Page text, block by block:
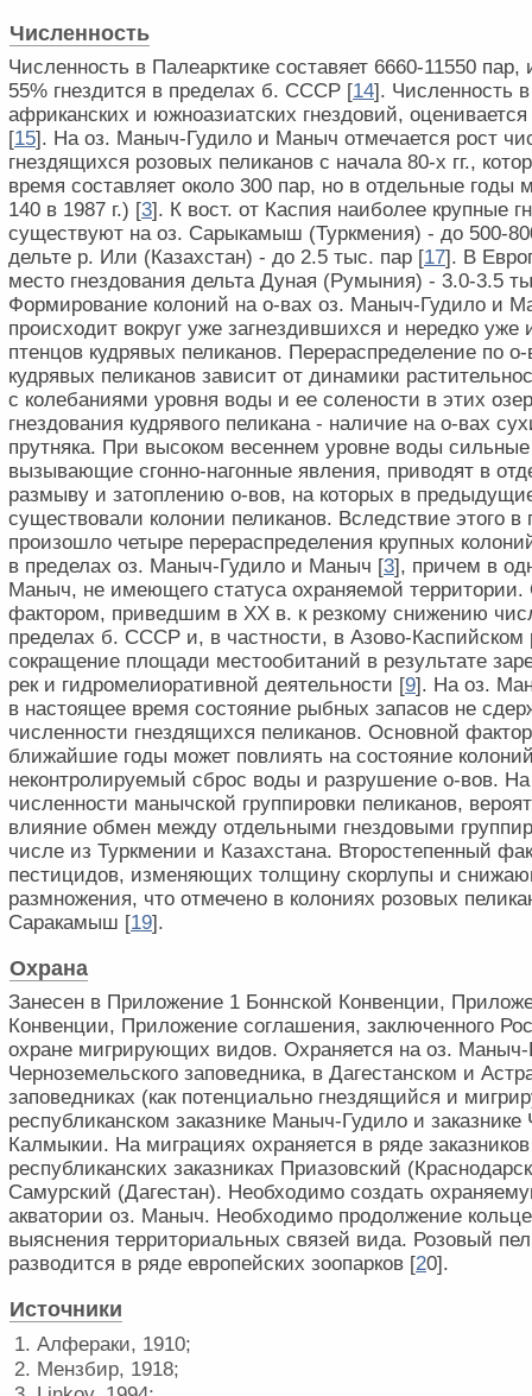
Численность
Численность в Палеарктике составяет 6660-11550 пар,
55% гнездится в пределах б. СССР [14]. Численность
африканских и южноазиатских гнездовий,
[15]. На оз. Маныч-Гудило и Маныч отмечается рост
гнездящихся розовых пеликанов с начала 80-х гг.,
время составляет около 300 пар, но в отдельные годы
140 в 1987 г.) [3]. К вост. от Каспия наиболее крупные
существуют на оз. Сарыкамыш (Туркмения) - до 500-
дельте р. Или (Казахстан) - до 2.5 тыс. пар [17]. В
место гнездования дельта Дуная (Румыния) - 3.0-3.5
Формирование колоний на о-вах оз. Маныч-Гудило и
происходит вокруг уже загнездившихся и нередко
птенцов кудрявых пеликанов. Перераспределение по
кудрявых пеликанов зависит от динамики
с колебаниями уровня воды и ее солености в этих
гнездования кудрявого пеликана - наличие на о-вах
прутняка. При высоком весеннем уровне воды
вызывающие сгонно-нагонные явления, приводят в
размыву и затоплению о-вов, на которых в
существовали колонии пеликанов. Вследствие этого в
произошло четыре перераспределения крупных
в пределах оз. Маныч-Гудило и Маныч [3], причем в
Маныч, не имеющего статуса охраняемой
фактором, приведшим в XX в. к резкому снижению
пределах б. СССР и, в частности, в Азово-Каспийском
сокращение площади местообитаний в результате
рек и гидромелиоративной деятельности [9]. На оз.
в настоящее время состояние рыбных запасов не
численности гнездящихся пеликанов. Основной
ближайшие годы может повлиять на состояние
неконтролируемый сброс воды и разрушение о-вов.
численности манычской группировки пеликанов,
влияние обмен между отдельными гнездовыми
числе из Туркмении и Казахстана. Второстепенный
пестицидов, изменяющих толщину скорлупы и
размножения, что отмечено в колониях розовых
Саракамыш [19].
Охрана
Занесен в Приложение 1 Боннской Конвенции,
Конвенции, Приложение соглашения, заключенного
охране мигрирующих видов. Охраняется на оз.
Черноземельского заповедника, в Дагестанском и
заповедниках (как потенциально гнездящийся и
республиканском заказнике Маныч-Гудило и заказнике
Калмыкии. На миграциях охраняется в ряде
республиканских заказниках Приазовский
Самурский (Дагестан). Необходимо создать
акватории оз. Маныч. Необходимо продолжение
выяснения территориальных связей вида. Розовый
разводится в ряде европейских зоопарков [20].
Источники
1. Алфераки, 1910;
2. Мензбир, 1918;